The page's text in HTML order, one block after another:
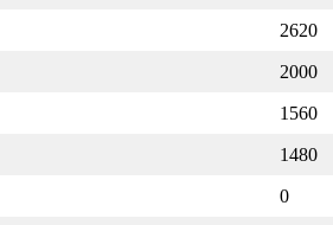
2620
2000
1560
1480
0